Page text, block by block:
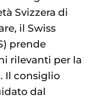
Svizzera di
il Swiss
prende
rilevanti per la
Il consiglio
dal